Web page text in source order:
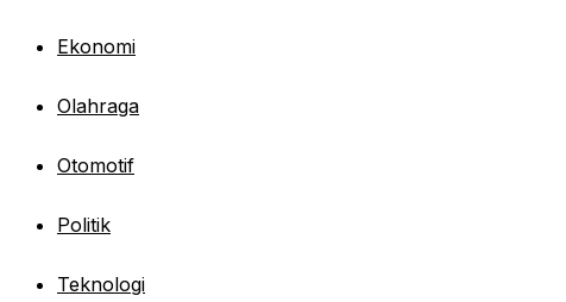
Ekonomi
Olahraga
Otomotif
Politik
Teknologi